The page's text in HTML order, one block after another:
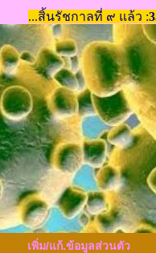
เพิ่ม/แก้.ข้อมูลส่วนตัว